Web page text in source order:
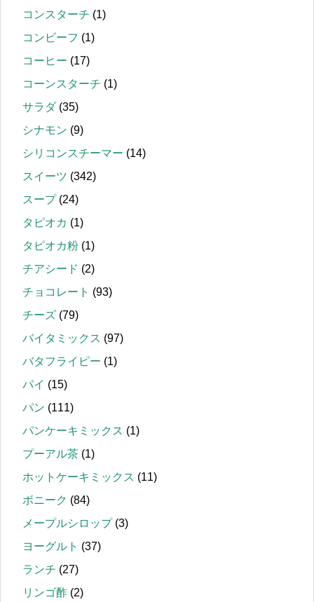
コンスターチ (1)
コンビーフ (1)
コーヒー (17)
コーンスターチ (1)
サラダ(35)
シナモン (9)
シリコンスチーマー (14)
スイーツ (342)
スープ(24)
タピオカ (1)
タピオカ粉 (1)
チアシード (2)
チョコレート (93)
チーズ (79)
バイタミックス (97)
バタフライピー (1)
パイ (15)
パン (111)
パンケーキミックス (1)
プーアル茶 (1)
ホットケーキミックス (11)
ボニーク (84)
メープルシロップ(3)
ヨーグルト (37)
ランチ (27)
リンゴ酢 (2)